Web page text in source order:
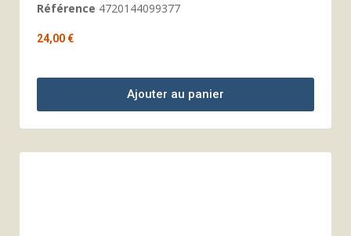
Référence 4720144099377
24,00 €
Ajouter au panier